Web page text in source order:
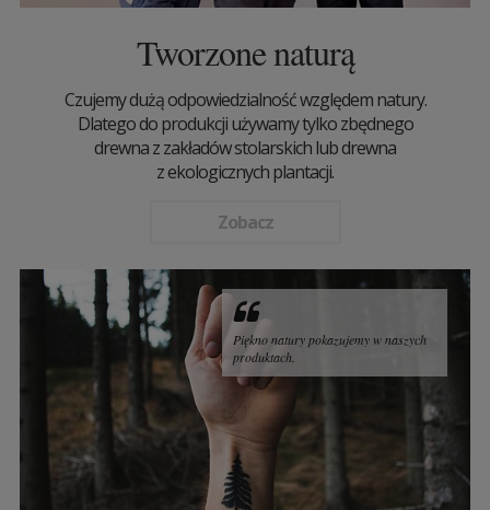
Tworzone naturą
Czujemy dużą odpowiedzialność względem natury.
Dlatego do produkcji używamy tylko zbędnego
drewna z zakładów stolarskich lub drewna
z ekologicznych plantacji.
Zobacz
Piękno natury pokazujemy w naszych
produktach.